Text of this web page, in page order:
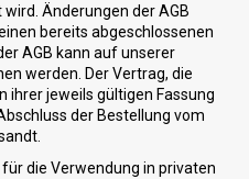
Änderungen der AGB
bereits abgeschlossenen
AGB kann auf unserer
werden. Der Vertrag, die
ihrer jeweils gültigen Fassung
der Bestellung vom
die Verwendung in privaten